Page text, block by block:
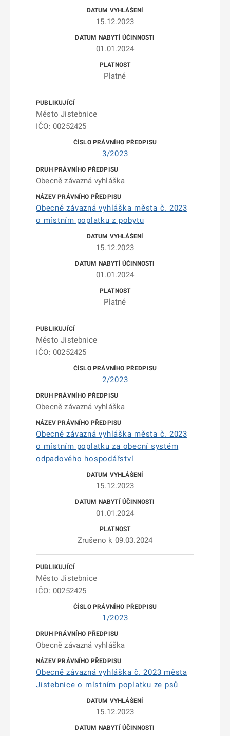
15.12.2023
01.01.2024
Platné
Město Jistebnice
IČO: 00252425
3/2023
Obecně závazná vyhláška
Obecně závazná vyhláška města č. 2023
o místním poplatku z pobytu
15.12.2023
01.01.2024
Platné
Město Jistebnice
IČO: 00252425
2/2023
Obecně závazná vyhláška
Obecně závazná vyhláška města č. 2023
o místním poplatku za obecní systém
odpadového hospodářství
15.12.2023
01.01.2024
Zrušeno k 09.03.2024
Město Jistebnice
IČO: 00252425
1/2023
Obecně závazná vyhláška
Obecně závazná vyhláška č. 2023 města
Jistebnice o místním poplatku ze psů
15.12.2023